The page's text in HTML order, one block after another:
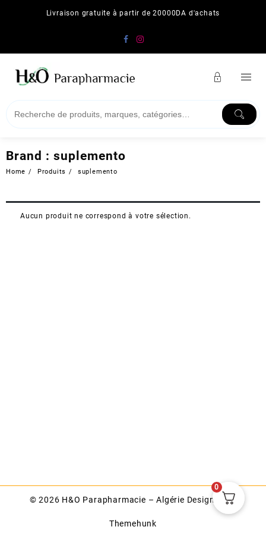
Livraison gratuite à partir de 20000DA d'achats
Brand : suplemento
Home Produits suplemento
Aucun produit ne correspond à votre sélection.
© 2026 H&O Parapharmacie – Algérie Designed by
Themehunk
0